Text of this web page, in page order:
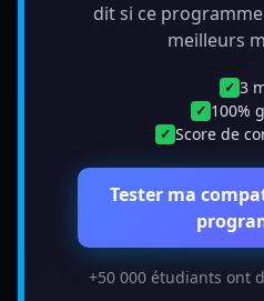
dit si ce
meilleurs
✓ 3
✓ 100%
✓ Score de
Tester ma
+50 000 étudiants ont